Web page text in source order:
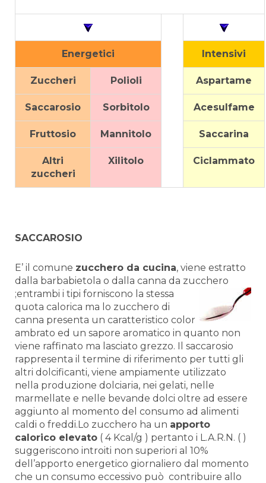
Energetici Intensivi
Zuccheri Polioli Aspartame
Saccarosio Sorbitolo Acesulfame
Fruttosio Mannitolo Saccarina
Altri
zuccheri
Xilitolo Ciclammato
SACCAROSIO
E’ il comune zucchero da cucina, viene estratto
dalla barbabietola o dalla canna da zucchero
;entrambi i tipi forniscono la stessa
quota calorica ma lo zucchero di
canna presenta un caratteristico color
ambrato ed un sapore aromatico in quanto non
viene raffinato ma lasciato grezzo. Il saccarosio
rappresenta il termine di riferimento per tutti gli
altri dolcificanti, viene ampiamente utilizzato
nella produzione dolciaria, nei gelati, nelle
marmellate e nelle bevande dolci oltre ad essere
aggiunto al momento del consumo ad alimenti
caldi o freddi.Lo zucchero ha un apporto
calorico elevato ( 4 Kcal/g ) pertanto i L.A.R.N. ( )
suggeriscono introiti non superiori al 10%
dell’apporto energetico giornaliero dal momento
che un consumo eccessivo può contribuire allo